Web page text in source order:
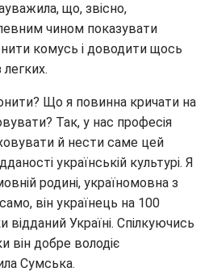
що, звісно,
чином показувати
комусь і доводити щось
Що я повинна кричати на
Так, у нас професія
й нести саме цей
українській культурі. Я
родині, україномовна з
він українець на 100
відданий Україні. Спілкуючись
він добре володіє
Сумська.